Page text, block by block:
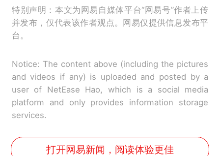
特别声明：本文为网易自媒体平台“网易号”作者上传
并发布，仅代表该作者观点。网易仅提供信息发布平
台。
Notice: The content above (including the pictures
and videos if any) is uploaded and posted by a
user of NetEase Hao, which is a social media
platform and only provides information storage
services.
打开网易新闻，阅读体验更佳